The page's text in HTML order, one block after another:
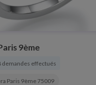
9ème
demandes effectués
Paris 9ème 75009